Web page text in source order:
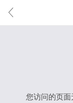
您访问的页面